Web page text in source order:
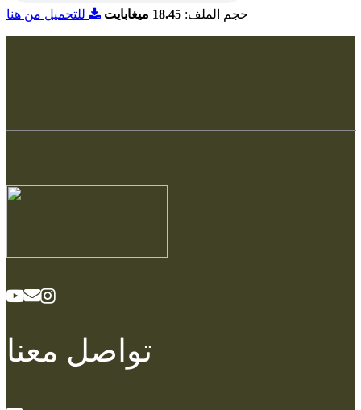
حجم الملف: 18.45 ميغابايت للتحميل من هنا
تواصل معنا